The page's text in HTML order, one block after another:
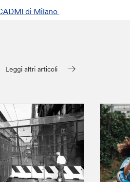
di Milano
Leggi altri articoli